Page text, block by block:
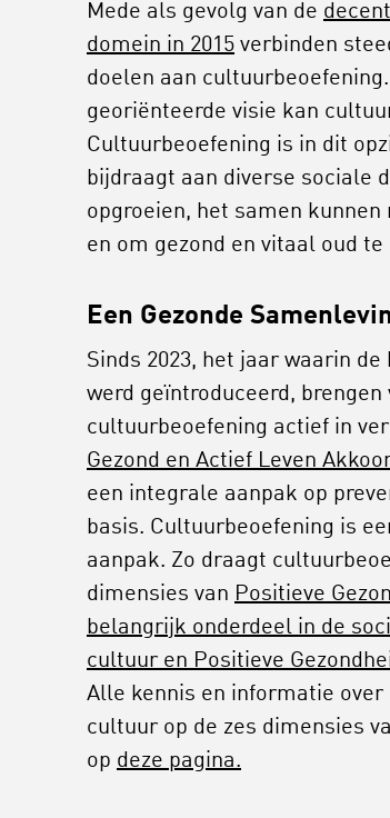
Mede als gevolg van de
domein in 2015 verbinden
doelen aan
georiënteerde visie kan
Cultuurbeoefening is in dit
bijdraagt aan diverse sociale
opgroeien, het samen
en om gezond en vitaal oud te
Een Gezonde
Sinds 2023, het jaar waarin
werd geïntroduceerd,
cultuurbeoefening actief in
Gezond en Actief Leven
een integrale aanpak op
basis. Cultuurbeoefening is
aanpak. Zo draagt
dimensies van Positieve
belangrijk onderdeel in de
cultuur en Positieve
Alle kennis en informatie over
cultuur op de zes dimensies
op deze pagina.